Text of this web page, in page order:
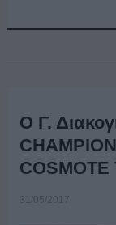
Ο Γ.
COSMOTE
31/05/2017